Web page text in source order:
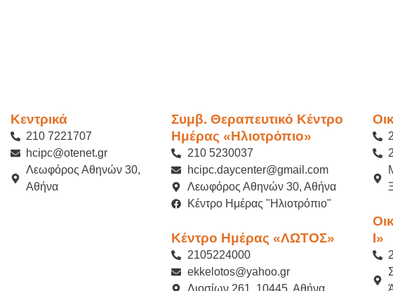
Κεντρικά
210 7221707
hcipc@otenet.gr
Λεωφόρος Αθηνών 30,
Αθήνα
Συμβ. Θεραπευτικό Κέντρο
Ημέρας «Ηλιοτρόπιο»
210 5230037
hcipc.daycenter@gmail.com
Λεωφόρος Αθηνών 30, Αθήνα
Κέντρο Ημέρας "Ηλιοτρόπιο"
Κέντρο Ημέρας «ΛΩΤΟΣ»
2105224000
ekkelotos@yahoo.gr
Λιοσίων 261, 10445, Αθήνα
Ι»